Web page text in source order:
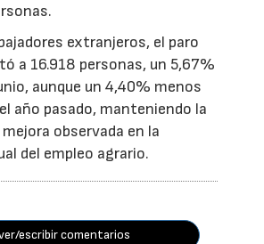
extranjeros, el paro
a 16.918 personas, un 5,67%
aunque un 4,40% menos
año pasado, manteniendo la
observada en la
del empleo agrario.
escribir comentarios